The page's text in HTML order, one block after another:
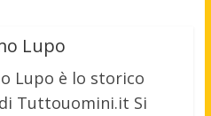
Lupo
Lupo è lo storico
Tuttouomini.it Si